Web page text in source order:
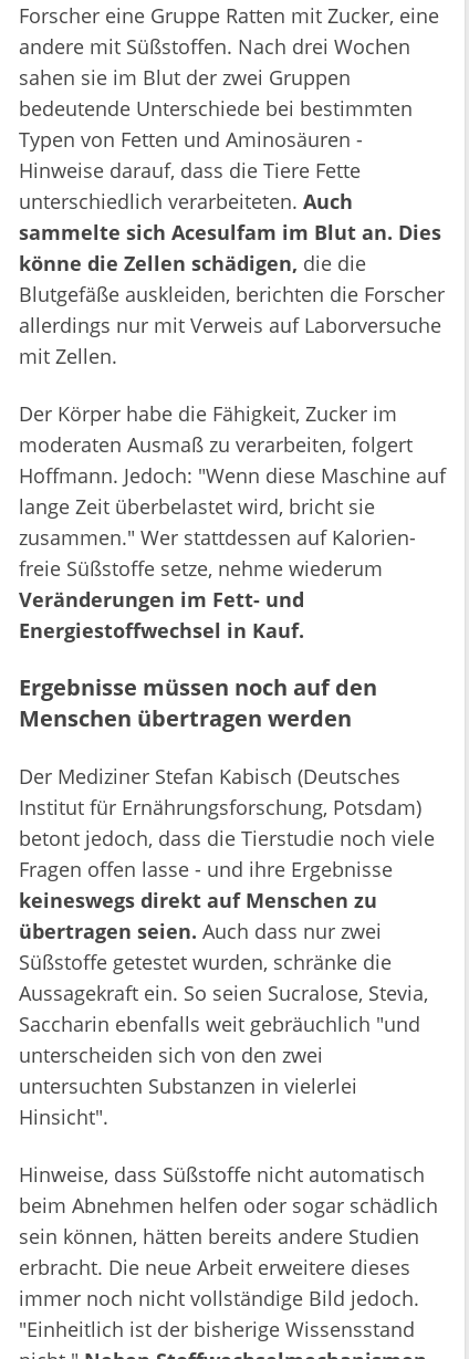
Forscher eine Gruppe Ratten mit Zucker, eine
andere mit Süßstoffen. Nach drei Wochen
sahen sie im Blut der zwei Gruppen
bedeutende Unterschiede bei bestimmten
Typen von Fetten und Aminosäuren -
Hinweise darauf, dass die Tiere Fette
unterschiedlich verarbeiteten. Auch
sammelte sich Acesulfam im Blut an. Dies
könne die Zellen schädigen, die die
Blutgefäße auskleiden, berichten die Forscher
allerdings nur mit Verweis auf Laborversuche
mit Zellen.
Der Körper habe die Fähigkeit, Zucker im
moderaten Ausmaß zu verarbeiten, folgert
Hoffmann. Jedoch: "Wenn diese Maschine auf
lange Zeit überbelastet wird, bricht sie
zusammen." Wer stattdessen auf Kalorien-
freie Süßstoffe setze, nehme wiederum
Veränderungen im Fett- und
Energiestoffwechsel in Kauf.
Ergebnisse müssen noch auf den
Menschen übertragen werden
Der Mediziner Stefan Kabisch (Deutsches
Institut für Ernährungsforschung, Potsdam)
betont jedoch, dass die Tierstudie noch viele
Fragen offen lasse - und ihre Ergebnisse
keineswegs direkt auf Menschen zu
übertragen seien. Auch dass nur zwei
Süßstoffe getestet wurden, schränke die
Aussagekraft ein. So seien Sucralose, Stevia,
Saccharin ebenfalls weit gebräuchlich "und
unterscheiden sich von den zwei
untersuchten Substanzen in vielerlei
Hinsicht".
Hinweise, dass Süßstoffe nicht automatisch
beim Abnehmen helfen oder sogar schädlich
sein können, hätten bereits andere Studien
erbracht. Die neue Arbeit erweitere dieses
immer noch nicht vollständige Bild jedoch.
"Einheitlich ist der bisherige Wissensstand